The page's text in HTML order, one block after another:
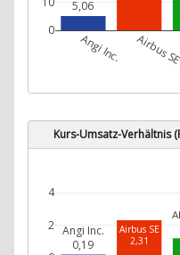
5,06
Angi Inc. Airbus SE
0
Kurs-Umsatz-Verhältnis
Angi Inc.
0,19
Airbus SE
2,31
2
4